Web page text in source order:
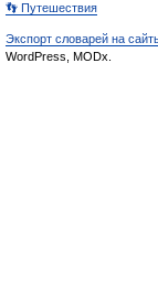
👣 Путешествия
Экспорт словарей на
WordPress, MODx.